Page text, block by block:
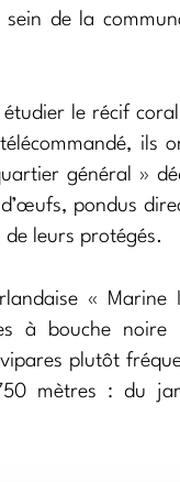
de la
le récif
ils
général »
pondus
leurs protégés.
« Marine
à bouche noire
plutôt
mètres : du